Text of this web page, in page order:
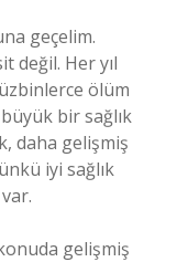
geçelim.
değil. Her yıl
ölüm
bir sağlık
daha gelişmiş
iyi sağlık
gelişmiş